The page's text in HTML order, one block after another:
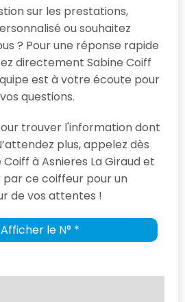
sur les prestations,
ou souhaitez
? Pour une réponse rapide
directement Sabine Coiff
est à votre écoute pour
questions.
trouver l'information dont
plus, appelez dès
à Asnieres La Giraud et
par ce coiffeur pour un
de vos attentes !
le N° *